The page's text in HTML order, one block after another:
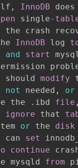
, InnoDB does
single-
the crash
InnoDB log
and start
should modify
not needed , or
the . ibd file ,
ignore that
or the disk
can set
continue
mysqld from